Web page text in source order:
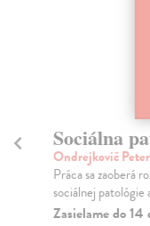
Sociálna
Ondrejkovič Peter
Práca sa zaoberá
sociálnej patológie
Zasielame do 14